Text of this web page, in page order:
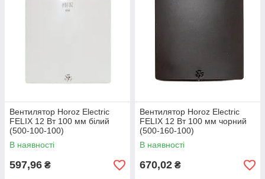
Вентилятор Horoz Electric
FELIX 12 Вт 100 мм білий
(500-100-100)
В наявності
597,96 ₴
Вентилятор Horoz Electric
FELIX 12 Вт 100 мм чорний
(500-160-100)
В наявності
670,02 ₴